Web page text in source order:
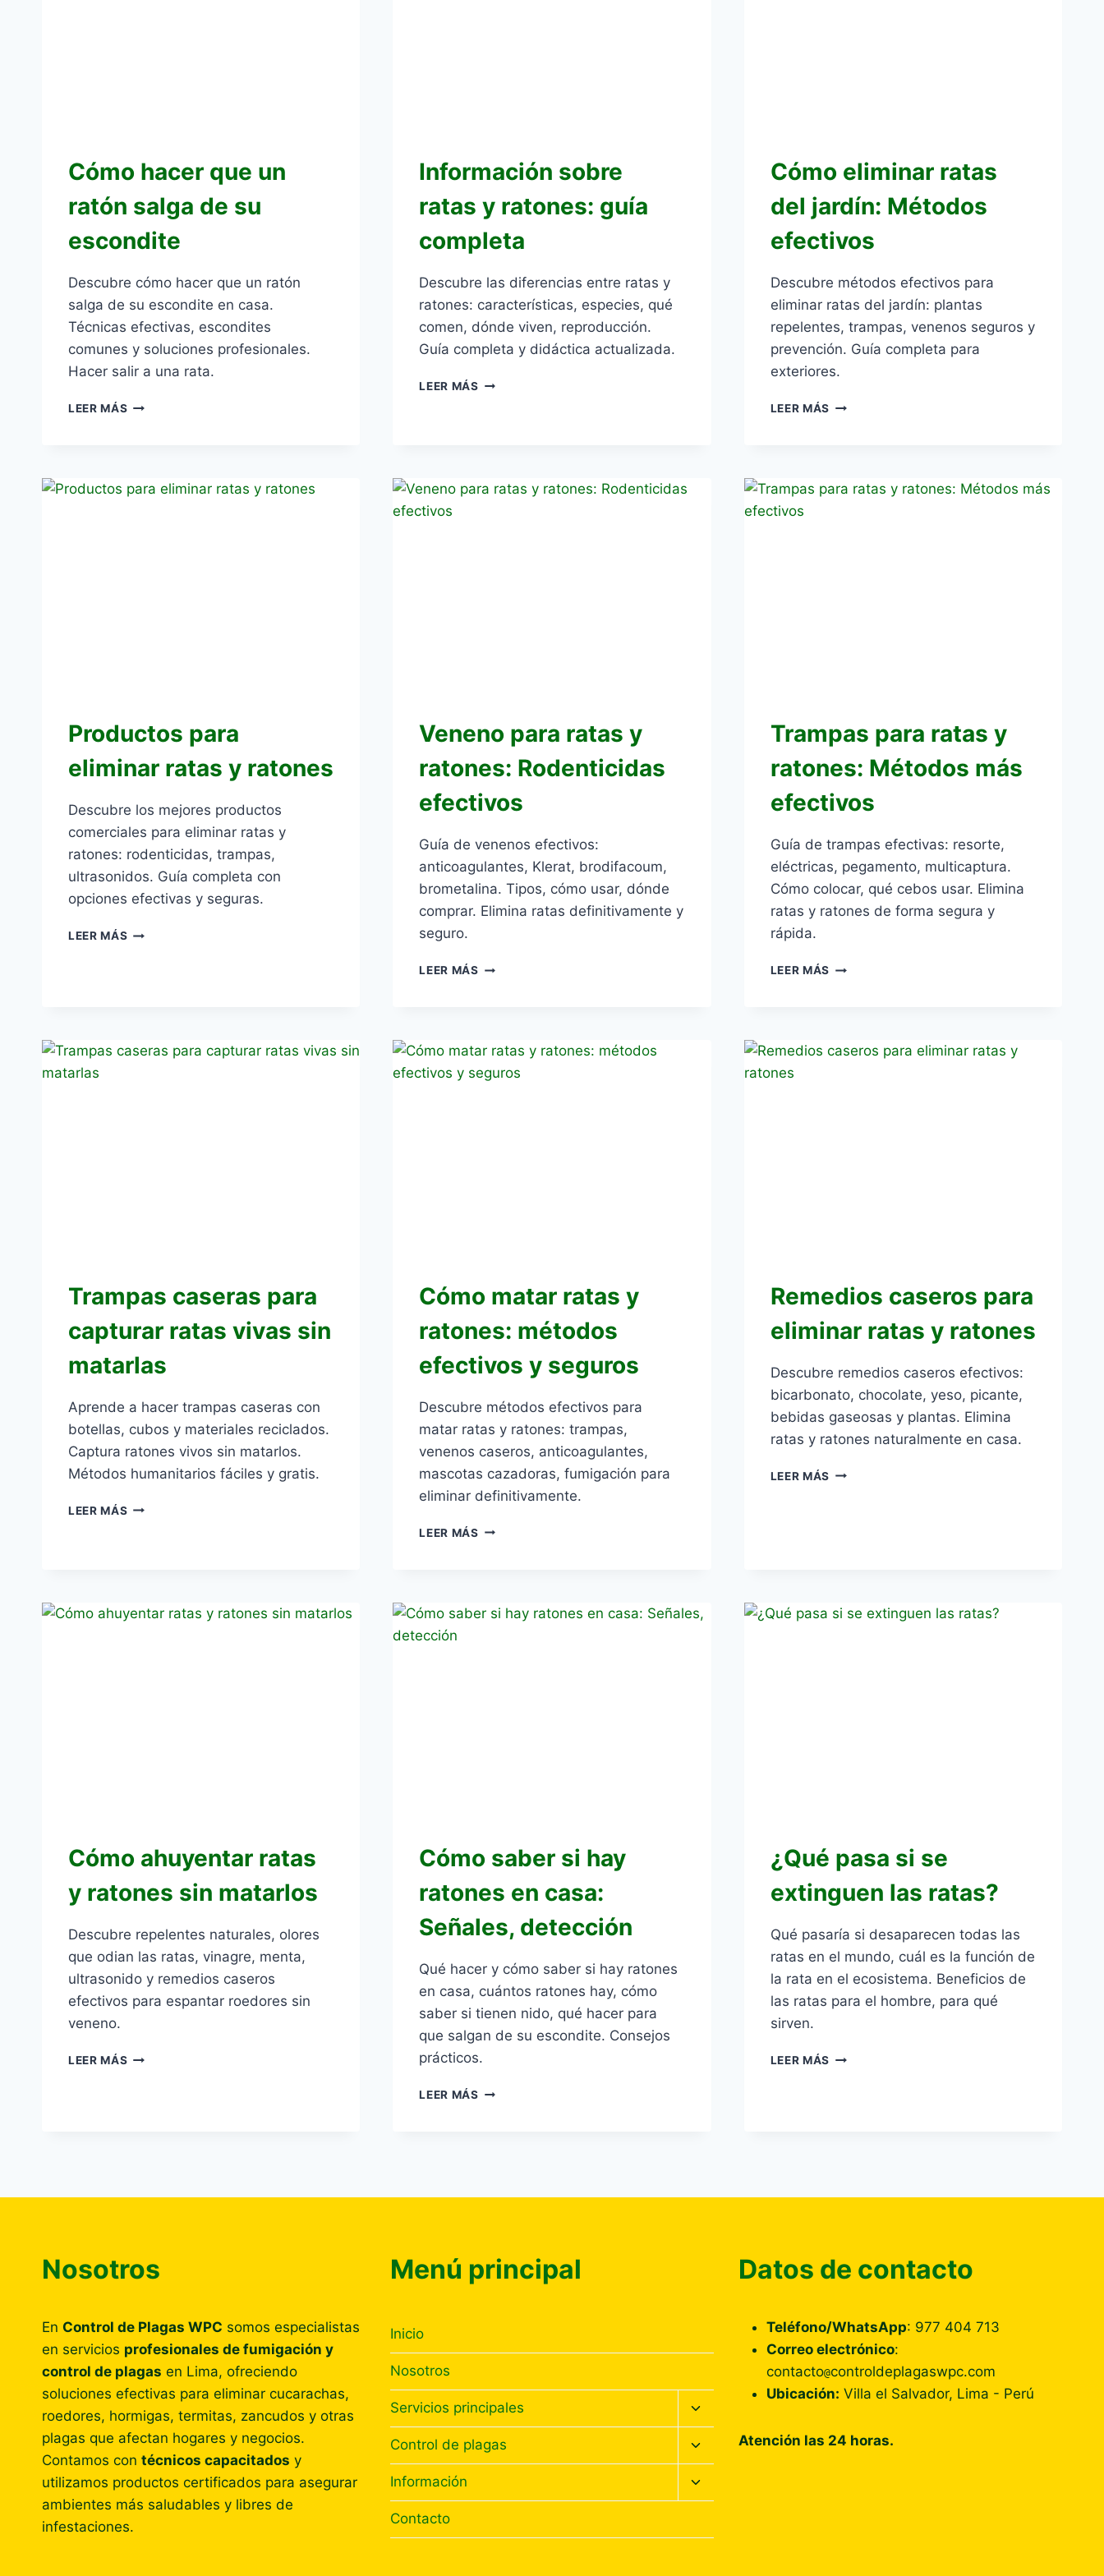
Cómo hacer que un
ratón salga de su
escondite
Descubre cómo hacer que un ratón
salga de su escondite en casa.
Técnicas efectivas, escondites
comunes y soluciones profesionales.
Hacer salir a una rata.
LEER MÁS CÓMO
SALGA
Información sobre
ratas y ratones: guía
completa
Descubre las diferencias entre ratas y
ratones: características, especies, qué
comen, dónde viven, reproducción.
Guía completa y didáctica actualizada.
LEER MÁS INFORMACIÓN
COMPLETA
Cómo eliminar ratas
del jardín: Métodos
efectivos
Descubre métodos efectivos para
eliminar ratas del jardín: plantas
repelentes, trampas, venenos seguros y
prevención. Guía completa para
exteriores.
LEER MÁS CÓMO
MÉTODOS
Productos para
eliminar ratas y ratones
Descubre los mejores productos
comerciales para eliminar ratas y
ratones: rodenticidas, trampas,
ultrasonidos. Guía completa con
opciones efectivas y seguras.
LEER MÁS PRODUCTOS
Veneno para ratas y
ratones: Rodenticidas
efectivos
Guía de venenos efectivos:
anticoagulantes, Klerat, brodifacoum,
brometalina. Tipos, cómo usar, dónde
comprar. Elimina ratas definitivamente y
seguro.
LEER MÁS VENENO
RODENTICIDAS
EFECTIVOS
Trampas para ratas y
ratones: Métodos más
efectivos
Guía de trampas efectivas: resorte,
eléctricas, pegamento, multicaptura.
Cómo colocar, qué cebos usar. Elimina
ratas y ratones de forma segura y
rápida.
LEER MÁS TRAMPAS
MÉTODOS
Trampas caseras para
capturar ratas vivas sin
matarlas
Aprende a hacer trampas caseras con
botellas, cubos y materiales reciclados.
Captura ratones vivos sin matarlos.
Métodos humanitarios fáciles y gratis.
LEER MÁS TRAMPAS
SIN
Cómo matar ratas y
ratones: métodos
efectivos y seguros
Descubre métodos efectivos para
matar ratas y ratones: trampas,
venenos caseros, anticoagulantes,
mascotas cazadoras, fumigación para
eliminar definitivamente.
LEER MÁS CÓMO
MÉTODOS
Remedios caseros para
eliminar ratas y ratones
Descubre remedios caseros efectivos:
bicarbonato, chocolate, yeso, picante,
bebidas gaseosas y plantas. Elimina
ratas y ratones naturalmente en casa.
LEER MÁS REMEDIOS
Cómo ahuyentar ratas
y ratones sin matarlos
Descubre repelentes naturales, olores
que odian las ratas, vinagre, menta,
ultrasonido y remedios caseros
efectivos para espantar roedores sin
veneno.
LEER MÁS CÓMO
Cómo saber si hay
ratones en casa:
Señales, detección
Qué hacer y cómo saber si hay ratones
en casa, cuántos ratones hay, cómo
saber si tienen nido, qué hacer para
que salgan de su escondite. Consejos
prácticos.
LEER MÁS CÓMO
¿Qué pasa si se
extinguen las ratas?
Qué pasaría si desaparecen todas las
ratas en el mundo, cuál es la función de
la rata en el ecosistema. Beneficios de
las ratas para el hombre, para qué
sirven.
LEER MÁS ¿QUÉ
Nosotros
En Control de Plagas WPC somos especialistas
en servicios profesionales de fumigación y
control de plagas en Lima, ofreciendo
soluciones efectivas para eliminar cucarachas,
roedores, hormigas, termitas, zancudos y otras
plagas que afectan hogares y negocios.
Contamos con técnicos capacitados y
utilizamos productos certificados para asegurar
ambientes más saludables y libres de
infestaciones.
Menú principal
Inicio
Nosotros
Servicios principales
Alternar
menú
hijo
Control de plagas
Alternar
menú
hijo
Información
Alternar
menú
Contacto
Datos de contacto
Teléfono/WhatsApp: 977 404 713
Correo electrónico:
contacto@controldeplagaswpc.com
Ubicación: Villa el Salvador, Lima - Perú
Atención las 24 horas.